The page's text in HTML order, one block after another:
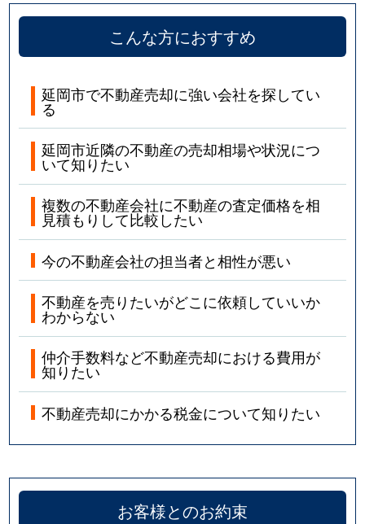
こんな方におすすめ
延岡市で不動産売却に強い会社を探してい
る
延岡市近隣の不動産の売却相場や状況につ
いて知りたい
複数の不動産会社に不動産の査定価格を相
見積もりして比較したい
今の不動産会社の担当者と相性が悪い
不動産を売りたいがどこに依頼していいか
わからない
仲介手数料など不動産売却における費用が
知りたい
不動産売却にかかる税金について知りたい
お客様とのお約束